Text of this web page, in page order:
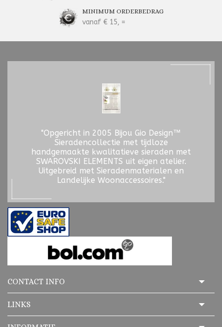
MINIMUM ORDERBEDRAG
vanaf € 15, =
"Opgericht in 2005 Bijou Gio Design™
Sieradencollectie met tijdloze
handgemaakte kwalitatieve sieraden met
SWAROVSKI ELEMENTS uit eigen atelier.
Uitgebreid met Sieradenmaterialen en
Landelijke Woonaccessoires."
CONTACT INFO
LINKS